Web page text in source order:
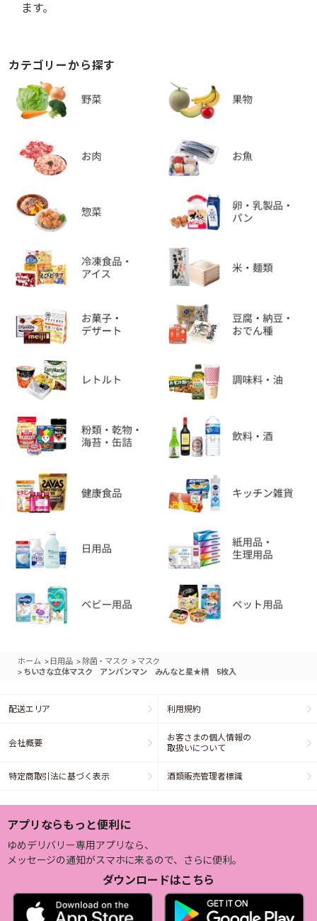
ます。
カテゴリーから探す
ホーム > 日用品 > 除菌・マスク > マスク
> ちいさな立体マスク アンパンマン みんなと星★柄 5枚入
配送エリア 利用規約
会社概要
お客さまの個人情報の
取扱いについて
特定商取引法に基づく表示 酒類販売管理者標識
アプリならもっと便利に
ゆめデリバリー専用アプリなら、
メッセージの通知がスマホに来るので、さらに便利。
ダウンロードはこちら